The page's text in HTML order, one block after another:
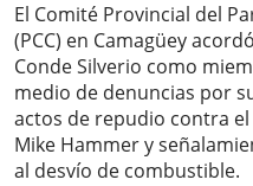
El Comité Provincial del
(PCC) en Camagüey
Conde Silverio como
medio de denuncias por
actos de repudio contra
Mike Hammer y
al desvío de combustible.